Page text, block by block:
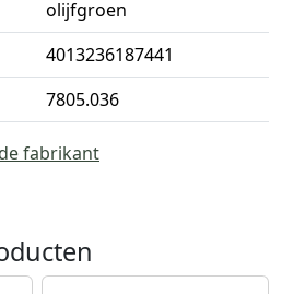
olijfgroen
4013236187441
7805.036
fabrikant